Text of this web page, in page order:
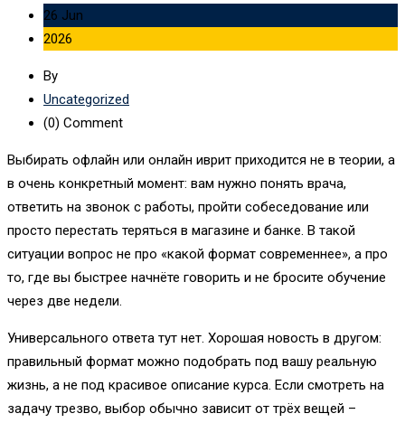
26 Jun
2026
By
Uncategorized
(0) Comment
Выбирать офлайн или онлайн иврит приходится не в теории, а
в очень конкретный момент: вам нужно понять врача,
ответить на звонок с работы, пройти собеседование или
просто перестать теряться в магазине и банке. В такой
ситуации вопрос не про «какой формат современнее», а про
то, где вы быстрее начнёте говорить и не бросите обучение
через две недели.
Универсального ответа тут нет. Хорошая новость в другом:
правильный формат можно подобрать под вашу реальную
жизнь, а не под красивое описание курса. Если смотреть на
задачу трезво, выбор обычно зависит от трёх вещей –